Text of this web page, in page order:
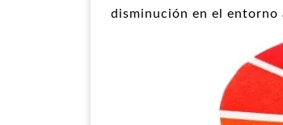
disminución en el